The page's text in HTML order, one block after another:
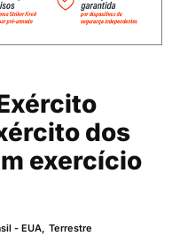
dos
exercício
- EUA,Terrestre